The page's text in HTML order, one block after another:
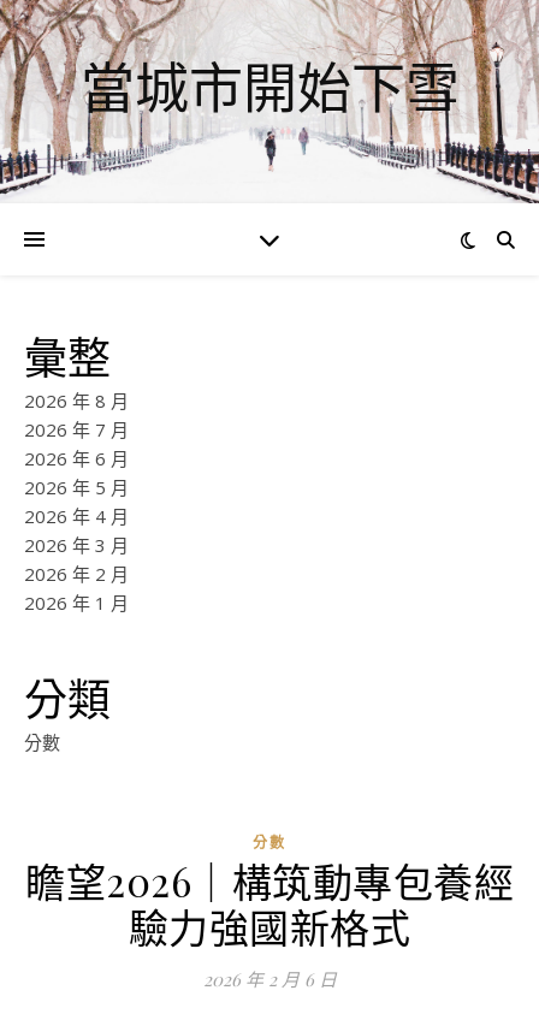
當城市開始下雪
彙整
2026 年 8 月
2026 年 7 月
2026 年 6 月
2026 年 5 月
2026 年 4 月
2026 年 3 月
2026 年 2 月
2026 年 1 月
分類
分數
分數
瞻望2026｜構筑動專包養經
驗力強國新格式
2026 年 2 月 6 日